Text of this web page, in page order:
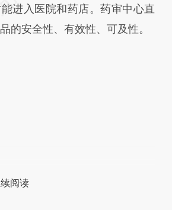
进入医院和药店。药审中心直
的安全性、有效性、可及性。
阅读